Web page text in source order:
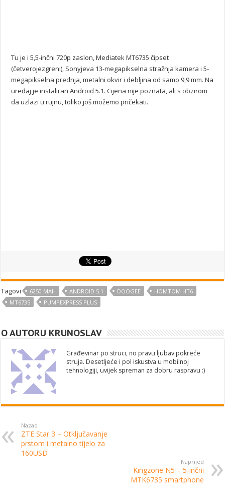
Tu je i 5,5-inčni 720p zaslon, Mediatek MT6735 čipset
(četverojezgreni), Sonyjeva 13-megapikselna stražnja kamera i 5-
megapikselna prednja, metalni okvir i debljina od samo 9,9 mm. Na
uređaj je instaliran Android 5.1. Cijena nije poznata, ali s obzirom
da uzlazi u rujnu, toliko još možemo pričekati.
Tagovi 6250 MAH ANDROID 5.1 DOOGEE
HOMTOM HT6
MT6735
PUMPEXPRESS PLUS
O AUTORU KRUNOSLAV
Građevinar po struci, no pravu ljubav pokreće
struja. Desetljeće i pol iskustva u mobilnoj
tehnologiji, uvijek spreman za dobru raspravu :)
Nazad
ZTE Star 3 – Otključavanje
prstom i metalno tijelo za
160USD
Naprijed
Kingzone N5 – 5-inčni
MTK6735 smartphone